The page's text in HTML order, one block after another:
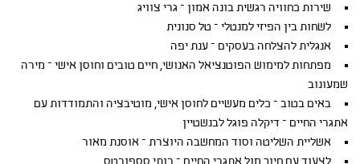
שירות כחוויה רגשית בונה אמון – גרי צוויג
לשחות בין הפיזי למנטלי – טל סנונית
אנגלית להצלחה בעסקים – ענת יפה
מפתחות למימוש הפוטנציאל האנושי, חיים טובים וחוסן אישי – מירה
שמעונוב
באים בטוב – כלים מעשיים לחוסן אישי, מוטיבציה והתמודדות עם
אתגרי החיים – דיקלה פוגל לבנשטיין
אשליית השליטה וסוד המחשבה היוצרת – אוסנת מאור